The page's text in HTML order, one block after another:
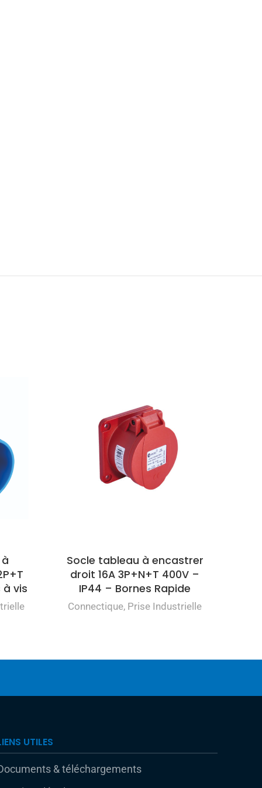
à vis
Socle tableau à encastrer
droit 16A 3P+N+T 400V –
IP44 – Bornes Rapide
Connectique, Prise Industrielle
UTILES
& téléchargements